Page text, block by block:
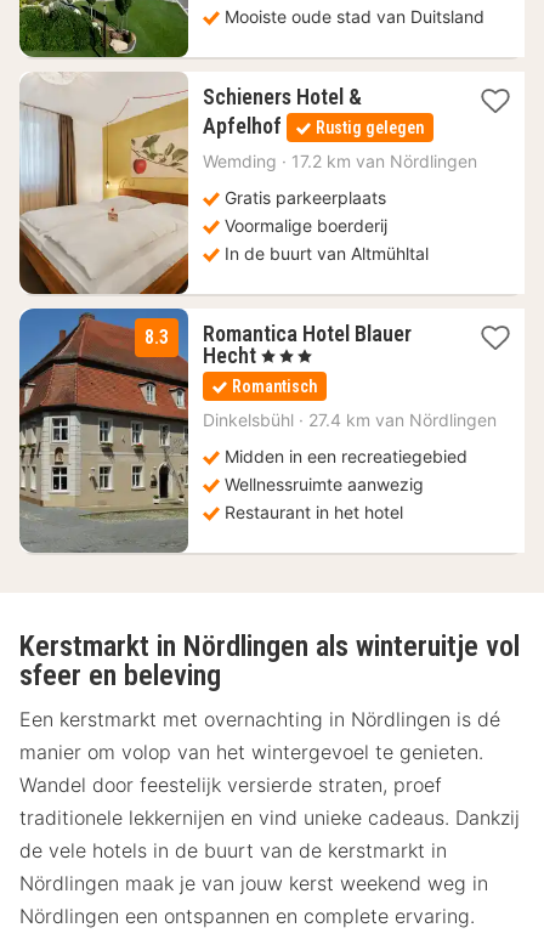
Mooiste oude stad van Duitsland
Schieners Hotel &
Apfelhof 3
nachten
vanaf
€
Rustig gelegen
Wemding · 17.2 km van Nördlingen
Gratis parkeerplaats
Voormalige boerderij
In de buurt van Altmühltal
8.3
Romantica Hotel Blauer
Hecht 1
nacht
vanaf
88,83
, 3 Sterren
Romantisch
Dinkelsbühl · 27.4 km van Nördlingen
Midden in een recreatiegebied
Wellnessruimte aanwezig
Restaurant in het hotel
Kerstmarkt in Nördlingen als winteruitje vol
sfeer en beleving
Een kerstmarkt met overnachting in Nördlingen is dé
manier om volop van het wintergevoel te genieten.
Wandel door feestelijk versierde straten, proef
traditionele lekkernijen en vind unieke cadeaus. Dankzij
de vele hotels in de buurt van de kerstmarkt in
Nördlingen maak je van jouw kerst weekend weg in
Nördlingen een ontspannen en complete ervaring.